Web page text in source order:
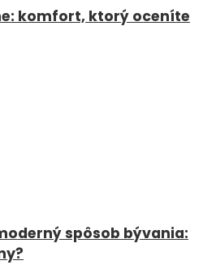
komfort, ktorý oceníte
spôsob bývania: